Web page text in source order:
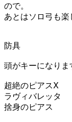
ので。
あとはソロ弓も楽
防具
頭がキーになりま
超絶のピアスⅩ
ラヴィバレッタ
捨身のピアス